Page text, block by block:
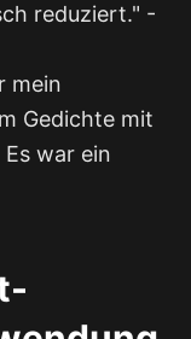
reduziert." -
mein
Gedichte mit
war ein